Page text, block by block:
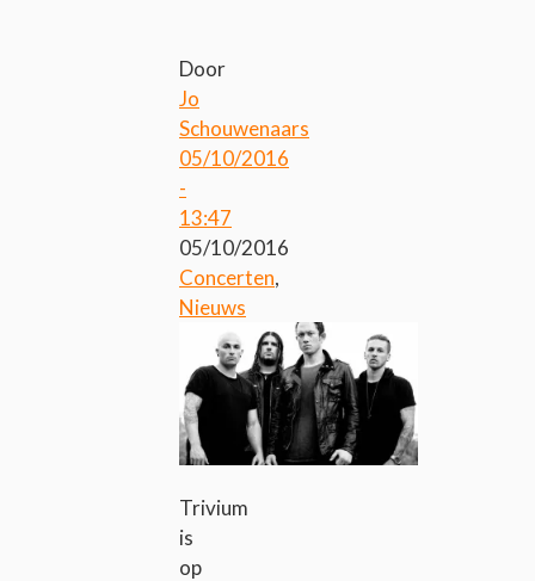
Door
Jo
Schouwenaars
05/10/2016
-
13:47
05/10/2016
Concerten,
Nieuws
Trivium
is
op